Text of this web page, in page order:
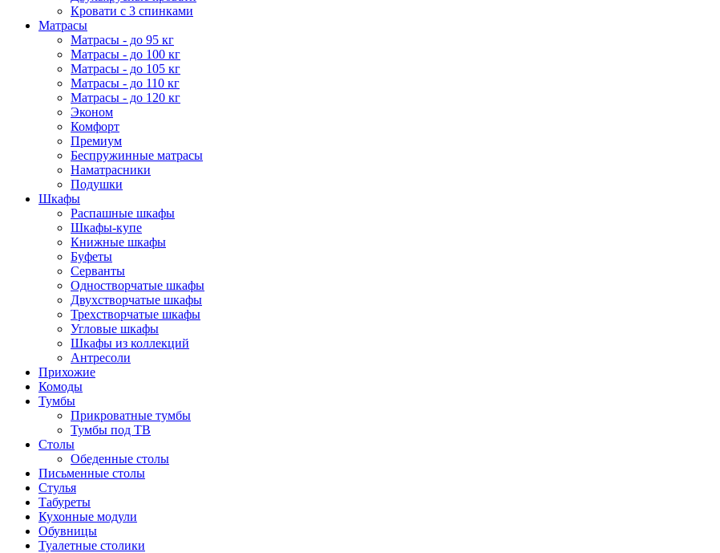
Кровати с 3 спинками
Матрасы
Матрасы - до 95 кг
Матрасы - до 100 кг
Матрасы - до 105 кг
Матрасы - до 110 кг
Матрасы - до 120 кг
Эконом
Комфорт
Премиум
Беспружинные матрасы
Наматрасники
Подушки
Шкафы
Распашные шкафы
Шкафы-купе
Книжные шкафы
Буфеты
Серванты
Одностворчатые шкафы
Двухстворчатые шкафы
Трехстворчатые шкафы
Угловые шкафы
Шкафы из коллекций
Антресоли
Прихожие
Комоды
Тумбы
Прикроватные тумбы
Тумбы под ТВ
Столы
Обеденные столы
Письменные столы
Стулья
Табуреты
Кухонные модули
Обувницы
Туалетные столики